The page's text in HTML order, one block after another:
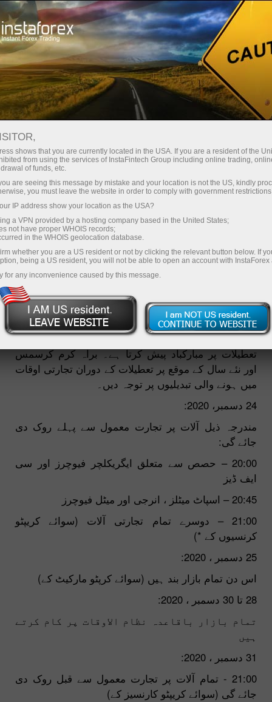
انسٹا فارکس کے بارے میں کمپنی نیوز
کرسمس اور نئے سال کے موقع پر
تعطیلات کیلئے تجارتی اوقات میں
بدلاؤ
23.12.2020 03:02 PM
انسٹا فارکس اپنے کلائنٹس اور شراکت داروں کو آنے والی
تعطیلات پر مبارکباد پیش کرتا ہے۔ براہ کرم کرسمس
اور نئے سال کے موقع پر تعطیلات کے دوران تجارتی اوقات
میں ہونے والی تبدیلیوں پر توجہ دیں۔
24 دسمبر، 2020:
مندرجہ ذیل آلات پر تجارت معمول سے پہلے روک دی
جائے گی:
20:00 – حصص سے متعلق ایگریکلچر فیوچرز اور سی
ایف ڈیز
20:45 – اسپاٹ میٹلز ، انرجی اور میٹل فیوچرز
21:00 – دوسرے تمام تجارتی آلات (سوائے کریپٹو
کرنسیوں کے *)
25 دسمبر ، 2020:
اس دن تمام بازار بند ہیں (سوائے کرپٹو مارکیٹ کے)
28 تا 30 دسمبر ، 2020:
تمام بازار باقاعدہ نظام الاوقات پر کام کرتے
ہیں
31 دسمبر ، 2020:
21:00 - تمام آلات پر تجارت معمول سے قبل روک دی
جائے گی (سوائے کریپٹو کارنسیز کے)
shows that you are currently located in the USA. If you are a resident of the
from using the services of InstaFintech Group including online trading,
of funds, etc.
are seeing this message by mistake and your location is not the US, kindly
you must leave the website in order to comply with government
IP address show your location as the USA?
a VPN provided by a hosting company based in the United States;
not have proper WHOIS records;
in the WHOIS geolocation database.
whether you are a US resident or not by clicking the relevant button below. If
being a US resident, you will not be able to open an account with InstaForex
for any inconvenience caused by this message.